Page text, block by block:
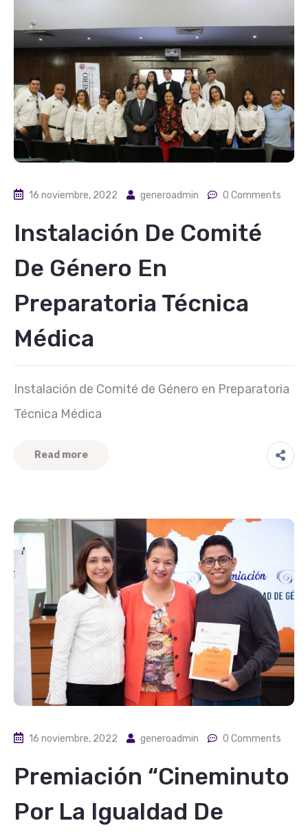
16 noviembre, 2022 generoadmin 0 Comments
Instalación De Comité
De Género En
Preparatoria Técnica
Médica
Instalación de Comité de Género en Preparatoria
Técnica Médica
Read more
16 noviembre, 2022 generoadmin 0 Comments
Premiación “Cineminuto
Por La Igualdad De